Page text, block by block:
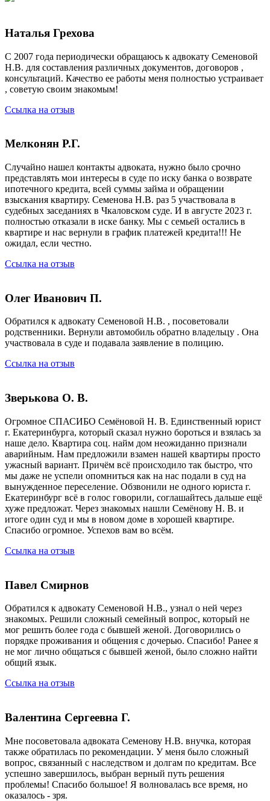
Наталья Грехова
С 2007 года периодически обращаюсь к адвокату Семеновой
Н.В. для составления различных документов, договоров ,
консультаций. Качество ее работы меня полностью устраивает
, советую своим знакомым!
Ссылка на отзыв
Мелконян Р.Г.
Случайно нашел контакты адвоката, нужно было срочно
представлять мои интересы в суде по иску банка о возврате
ипотечного кредита, всей суммы займа и обращении
взыскания квартиру. Семенова Н.В. раз 5 участвовала в
судебных заседаниях в Чкаловском суде. И в августе 2023 г.
полностью отказали в иске банку. Мы с семьей остались в
квартире и нас вернули в график платежей кредита!!! Не
ожидал, если честно.
Ссылка на отзыв
Олег Иванович П.
Обратился к адвокату Семеновой Н.В. , посоветовали
родственники. Вернули автомобиль обратно владельцу . Она
участвовала в суде и подавала заявление в полицию.
Ссылка на отзыв
Зверькова О. В.
Огромное СПАСИБО Семёновой Н. В. Единственный юрист
г. Екатеринбурга, который сказал нужно бороться и взялась за
наше дело. Квартира соц. найм дом неожиданно признали
аварийным. Нам предложили взамен нашей квартиры просто
ужасный вариант. Причём всё происходило так быстро, что
мы даже не успели опомниться как на нас подали в суд на
вынужденное переселение. Обзвонили не одного юриста г.
Екатеринбург всё в голос говорили, соглашайтесь дальше ещё
хуже предложат. Через знакомых нашли Семёнову Н. В. и
итоге один суд и мы в новом доме в хорошей квартире.
Спасибо огромное. Успехов вам во всём.
Ссылка на отзыв
Павел Смирнов
Обратился к адвокату Семеновой Н.В., узнал о ней через
знакомых. Решили сложный семейный вопрос, который не
мог решить более года с бывшей женой. Договорились о
порядке проживания и общения с дочерью. Спасибо! Ранее я
не мог лично общаться с бывшей женой, было сложно найти
общий язык.
Ссылка на отзыв
Валентина Сергеевна Г.
Мне посоветовала адвоката Семенову Н.В. внучка, которая
также обратилась по рекомендации. У меня было сложный
вопрос, связанный с наследством и долгам по кредитам. Все
успешно завершилось, выбран верный путь решения
проблемы! Спасибо большое! Я волновалась все время, но
оказалось - зря.